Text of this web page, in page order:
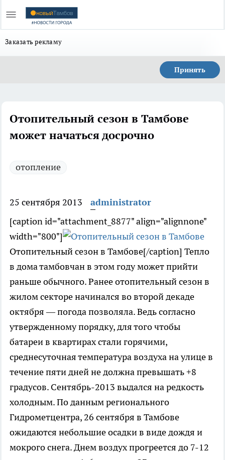
Заказать рекламу
Принять
Отопительный сезон в Тамбове
может начаться досрочно
отопление
25 сентября 2013
administrator
[caption id="attachment_8877" align="alignnone"
width="800"]
Отопительный сезон в Тамбове[/caption] Тепло
в дома тамбовчан в этом году может прийти
раньше обычного. Ранее отопительный сезон в
жилом секторе начинался во второй декаде
октября — погода позволяла. Ведь согласно
утвержденному порядку, для того чтобы
батареи в квартирах стали горячими,
среднесуточная температура воздуха на улице в
течение пяти дней не должна превышать +8
градусов. Сентябрь-2013 выдался на редкость
холодным. По данным регионального
Гидрометцентра, 26 сентября в Тамбове
ожидаются небольшие осадки в виде дождя и
мокрого снега. Днем воздух прогреется до 7-12